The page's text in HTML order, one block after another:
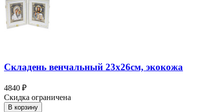
Складень венчальный 23х26см, экокожа
4840 ₽
Скидка ограничена
В корзину